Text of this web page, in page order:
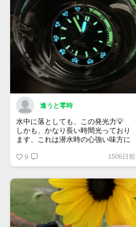
逢うと零時
水中に落としても、この発光力💡
しかも、かなり長い時間光っており
ます、これは潜水時の心強い味方に
いで海に入る事は無いんですけどね
😆
9 1506日前